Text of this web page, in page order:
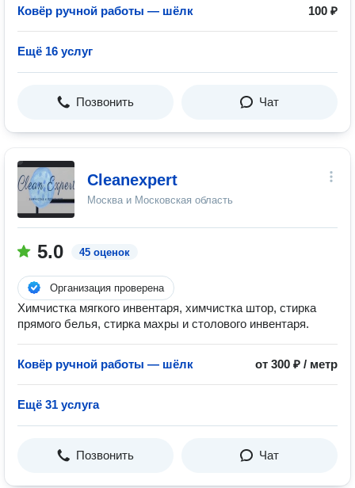
Ковёр ручной работы — шёлк 100 ₽
Ещё 16 услуг
Позвонить Чат
Cleanexpert
Москва и Московская область
5.0 45 оценок
Организация проверена
Химчистка мягкого инвентаря, химчистка штор, стирка
прямого белья, стирка махры и столового инвентаря.
Ковёр ручной работы — шёлк от 300 ₽ / метр
Ещё 31 услуга
Позвонить Чат